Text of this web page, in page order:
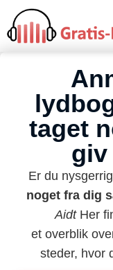
taget
giv
Er du
noget fra dig
AidtHer
et overblik
steder, hvor